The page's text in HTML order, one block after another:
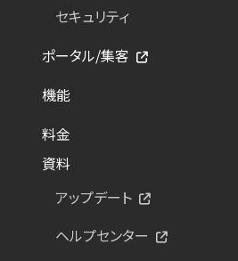
セキュリティ
ポータル/集客
機能
料金
資料
アップデート
ヘルプセンター